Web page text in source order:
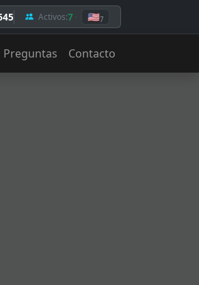
Activos:7 🇺🇸7
Preguntas Contacto